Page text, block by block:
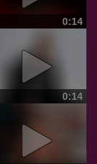
0:14
0:14